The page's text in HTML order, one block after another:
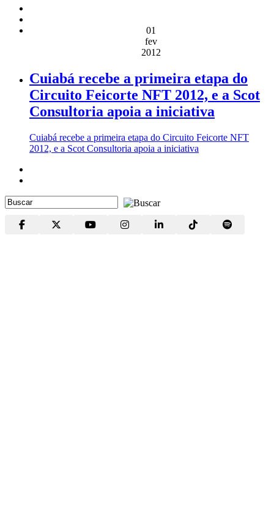
01
fev
2012
Cuiabá recebe a primeira etapa do
Circuito Feicorte NFT 2012, e a Scot
Consultoria apoia a iniciativa
Cuiabá recebe a primeira etapa do Circuito Feicorte NFT
2012, e a Scot Consultoria apoia a iniciativa